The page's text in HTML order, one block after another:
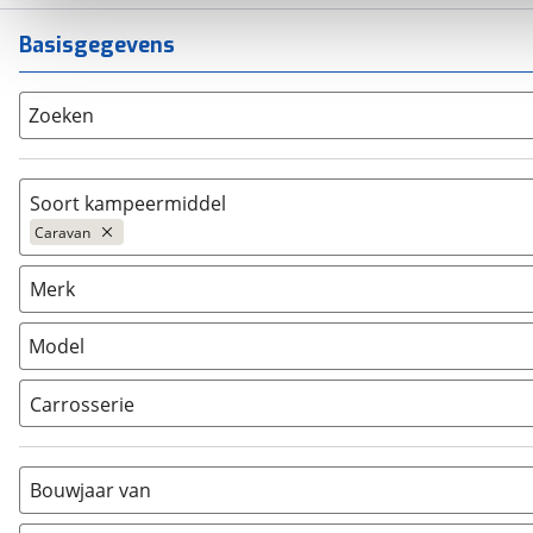
Basisgegevens
Zoeken
Soort kampeermiddel
Caravan
Caravan
Camper (1121)
Vouwwagen
Merk
Model
Carrosserie
Alkoof (0)
Busmodel
Caravan (1195)
Bouwjaar van